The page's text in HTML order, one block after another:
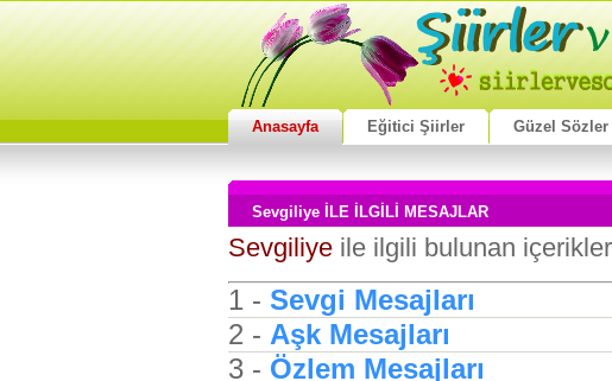
Anasayfa Eğitici Şiirler Güzel Sözler
Sevgiliye İLE İLGİLİ MESAJLAR
Sevgiliye ile ilgili bulunan
1 - Sevgi Mesajları
2 - Aşk Mesajları
3 - Özlem Mesajları